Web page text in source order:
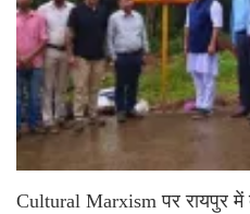
Cultural Marxism पर रायपुर में